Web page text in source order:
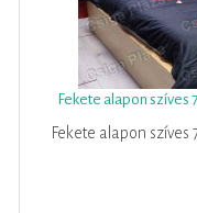
Fekete alapon szíves
Fekete alapon